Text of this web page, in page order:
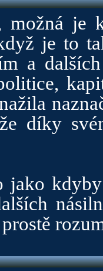
možná je
je to
a
díky
jako